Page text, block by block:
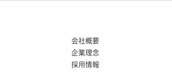
会社概要
企業理念
採⽤情報